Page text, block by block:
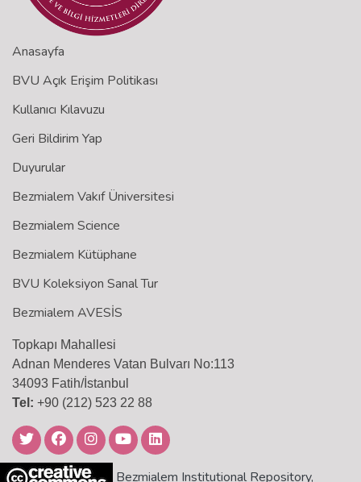
Anasayfa
BVU Açık Erişim Politikası
Kullanıcı Kılavuzu
Geri Bildirim Yap
Duyurular
Bezmialem Vakıf Üniversitesi
Bezmialem Science
Bezmialem Kütüphane
BVU Koleksiyon Sanal Tur
Bezmialem AVESİS
Topkapı Mahallesi
Adnan Menderes Vatan Bulvarı No:113
34093 Fatih/İstanbul
Tel: +90 (212) 523 22 88
Bezmialem Institutional Repository,